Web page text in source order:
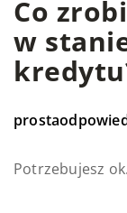
Co
w
Potrzebujesz